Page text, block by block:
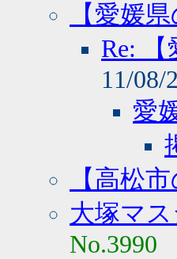
【愛媛
Re:
11/08/
愛
【高松
大塚マ
No.3990